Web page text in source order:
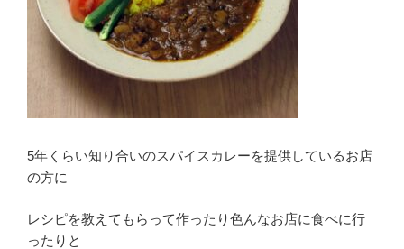
5年くらい知り合いのスパイスカレーを提供しているお店
の方に
レシピを教えてもらって作ったり色んなお店に食べに行
ったりと